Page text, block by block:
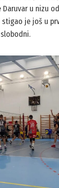
Daruvar u nizu
je još u